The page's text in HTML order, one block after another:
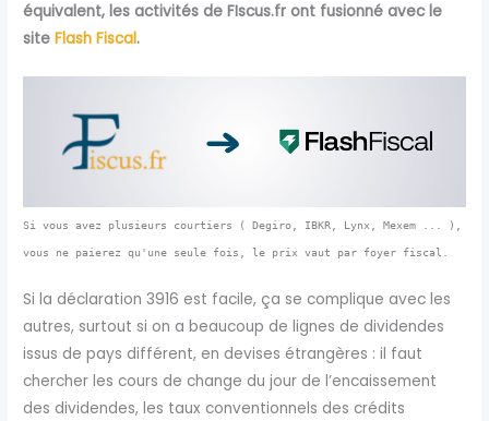
équivalent, les activités de FIscus.fr ont fusionné avec le
siteFlash Fiscal.
Si vous avez plusieurs courtiers ( Degiro, IBKR, Lynx, Mexem ... ),
vous ne paierez qu'une seule fois, le prix vaut par foyer fiscal.
Si la déclaration 3916 est facile, ça se complique avec les
autres, surtout si on a beaucoup de lignes de dividendes
issus de pays différent, en devises étrangères : il faut
chercher les cours de change du jour de l’encaissement
des dividendes, les taux conventionnels des crédits